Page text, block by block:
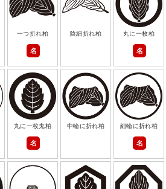
一つ折れ柏
名
陰細折れ柏 丸に一枚柏
名
丸に一枚鬼柏
名
中輪に折れ柏 細輪に折れ柏
名